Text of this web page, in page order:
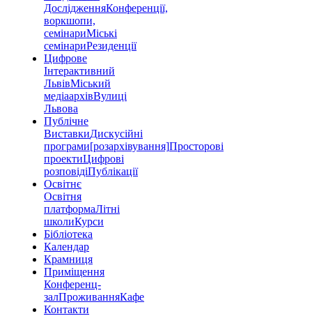
ДослідженняКонференції,
воркшопи,
семінариМіські
семінариРезиденції
Цифрове
Інтерактивний
ЛьвівМіський
медіаархівВулиці
Львова
Публічне
ВиставкиДискусійні
програми[розархівування]Просторові
проектиЦифрові
розповідіПублікації
Освітнє
Освітня
платформаЛітні
школиКурси
Бібліотека
Календар
Крамниця
Приміщення
Конференц-
залПроживанняКафе
Контакти